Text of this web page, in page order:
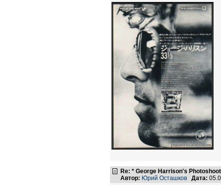
Re: * George Harrison's
Автор: Юрий Осташков Дата: